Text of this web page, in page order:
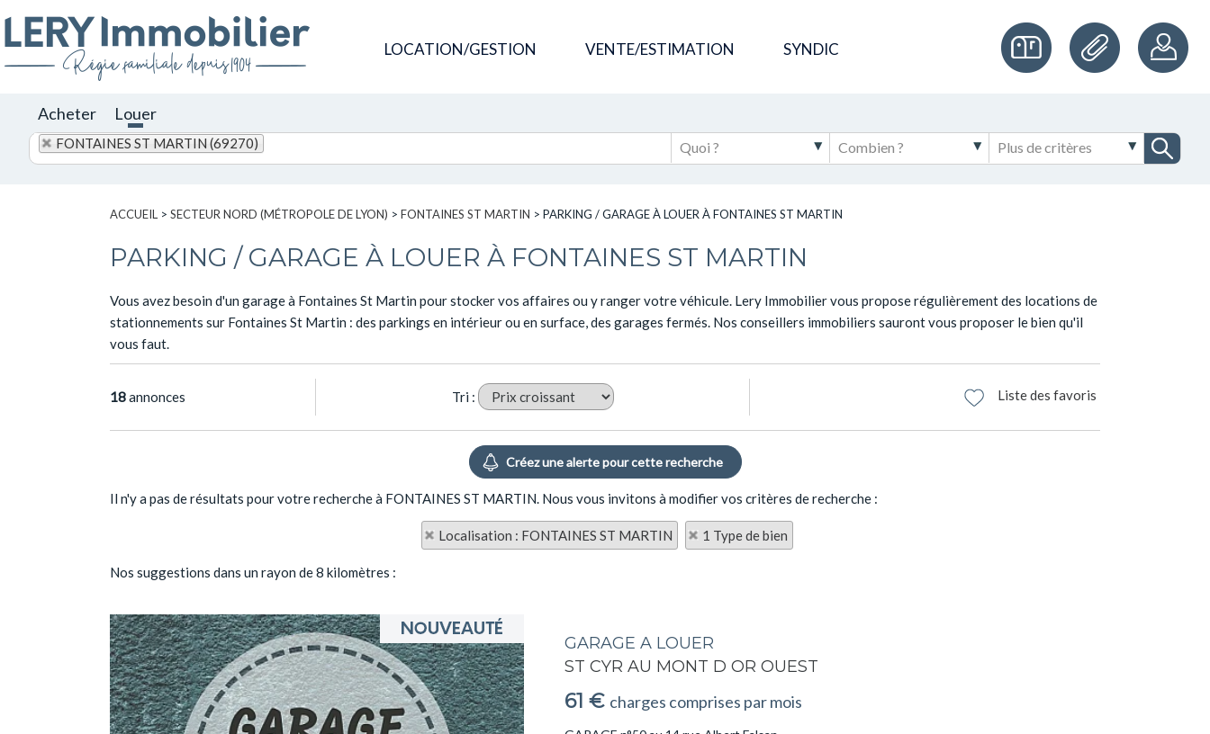
LOCATION/GESTION VENTE/ESTIMATION SYNDIC
Acheter Louer
FONTAINES ST MARTIN (69270)
ACCUEIL > SECTEUR NORD (MÉTROPOLE DE LYON) > FONTAINES ST MARTIN > PARKING / GARAGE À LOUER À FONTAINES ST MARTIN
PARKING / GARAGE À LOUER À FONTAINES ST MARTIN
Vous avez besoin d'un garage à Fontaines St Martin pour stocker vos affaires ou y ranger votre véhicule. Lery Immobilier vous propose régulièrement des locations de
stationnements sur Fontaines St Martin : des parkings en intérieur ou en surface, des garages fermés. Nos conseillers immobiliers sauront vous proposer le bien qu'il
vous faut.
18annonces Tri : Liste des favoris
Il n'y a pas de résultats pour votre recherche à FONTAINES ST MARTIN. Nous vous invitons à modifier vos critères de recherche :
Localisation : FONTAINES ST MARTIN 1 Type de bien
Nos suggestions dans un rayon de 8 kilomètres :
GARAGE A LOUER
ST CYR AU MONT D OR OUEST
61 € charges comprises par mois